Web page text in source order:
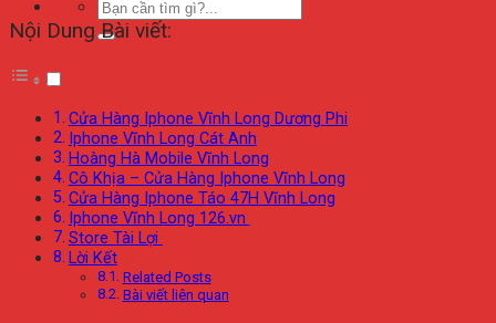
Nội Dung Bài viết:
Cửa Hàng Iphone Vĩnh Long Dương Phi
Iphone Vĩnh Long Cát Anh
Hoàng Hà Mobile Vĩnh Long
Cô Khịa – Cửa Hàng Iphone Vĩnh Long
Cửa Hàng Iphone Táo 47H Vĩnh Long
Iphone Vĩnh Long 126.vn
Store Tài Lợi
Lời Kết
Related Posts
Bài viết liên quan